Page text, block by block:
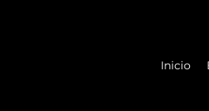
Inicio